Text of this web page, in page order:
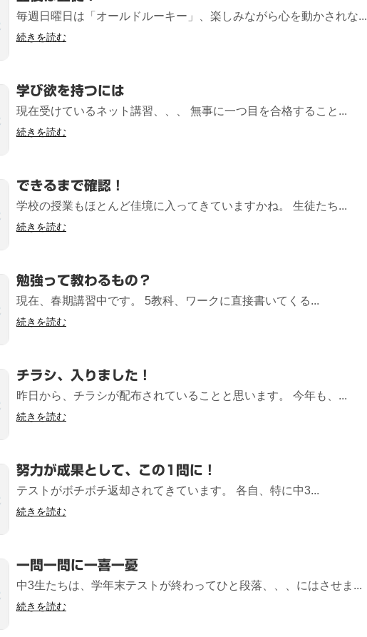
毎週日曜日は「オールドルーキー」、楽しみながら心を動かされな...
続きを読む
学び欲を持つには
現在受けているネット講習、、、 無事に一つ目を合格すること...
続きを読む
できるまで確認！
学校の授業もほとんど佳境に入ってきていますかね。 生徒たち...
続きを読む
勉強って教わるもの？
現在、春期講習中です。 5教科、ワークに直接書いてくる...
続きを読む
チラシ、入りました！
昨日から、チラシが配布されていることと思います。 今年も、...
続きを読む
努力が成果として、この1問に！
テストがボチボチ返却されてきています。 各自、特に中3...
続きを読む
一問一問に一喜一憂
中3生たちは、学年末テストが終わってひと段落、、、にはさせま...
続きを読む